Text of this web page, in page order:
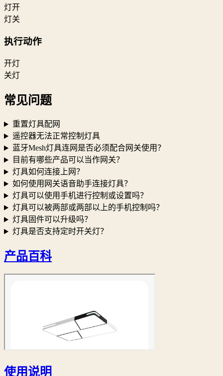
灯开
灯关
执行动作
开灯
关灯
常见问题
重置灯具配网
遥控器无法正常控制灯具
蓝牙Mesh灯具连网是否必须配合网关使用？
目前有哪些产品可以当作网关？
灯具如何连接上网？
如何使用网关语音助手连接灯具？
灯具可以使用手机进行控制或设置吗？
灯具可以被两部或两部以上的手机控制吗？
灯具固件可以升级吗？
灯具是否支持定时开关灯？
产品百科
使用说明